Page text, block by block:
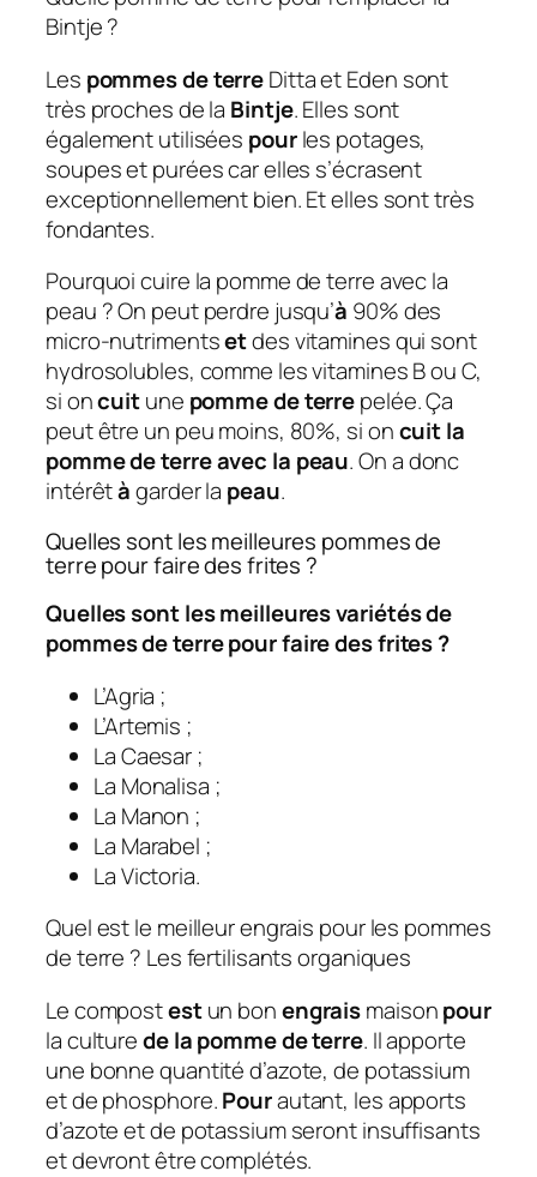
Bintje ?
Les pommes de terreDitta et Eden sont
très proches de la Bintje. Elles sont
également utilisées pourles potages,
soupes et purées car elles s’écrasent
exceptionnellement bien. Et elles sont très
fondantes.
Pourquoi cuire la pomme de terre avec la
peau ? On peut perdre jusqu’à 90% des
micro-nutrimentsetdes vitamines qui sont
hydrosolubles, comme les vitamines B ou C,
si oncuitune pomme de terrepelée. Ça
peut être un peu moins, 80%, si oncuit la
pomme de terre avec la peau. On a donc
intérêtàgarder la peau.
Quelles sont les meilleures pommes de
terre pour faire des frites ?
Quelles sont les meilleuresvariétés de
pommes de terre pour faire des frites?
L’Agria ;
L’Artemis ;
La Caesar ;
La Monalisa ;
La Manon ;
La Marabel ;
La Victoria.
Quel est le meilleur engrais pour les pommes
de terre ? Les fertilisants organiques
Le compostestun bonengraismaisonpour
la culturede la pomme de terre. Il apporte
une bonne quantité d’azote, de potassium
et de phosphore.Pourautant, les apports
d’azote et de potassium seront insuffisants
et devront être complétés.